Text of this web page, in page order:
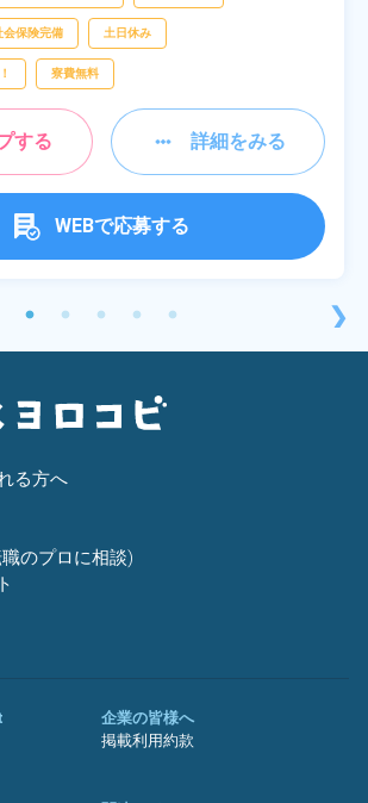
会保険完備 土日休み
寮費無料
する 詳細をみる
WEBで応募する
❯
る方へ
のプロに相談)
企業の皆様へ
掲載利用約款